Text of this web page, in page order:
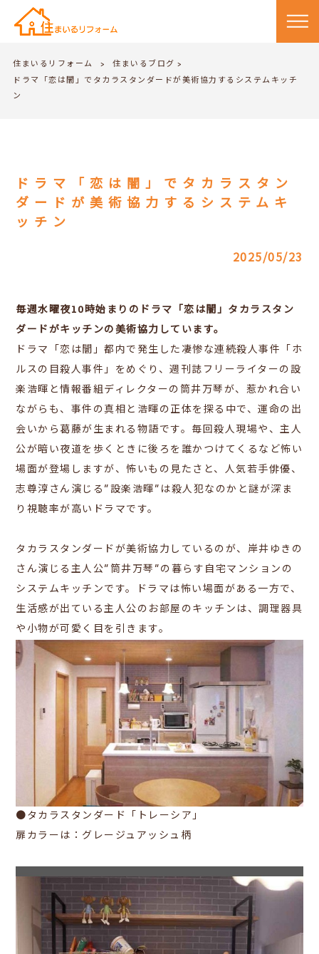
住まいるリフォーム > 住まいるブログ >
ドラマ「恋は闇」でタカラスタンダードが美術協力するシステムキッチ
ン
ドラマ「恋は闇」でタカラスタン
ダードが美術協力するシステムキ
ッチン
2025/05/23
毎週水曜夜10時始まりのドラマ「恋は闇」タカラスタン
ダードがキッチンの美術協力しています。
ドラマ「恋は闇」都内で発生した凄惨な連続殺人事件「ホ
ルスの目殺人事件」をめぐり、週刊誌フリーライターの設
楽浩暉と情報番組ディレクターの筒井万琴が、惹かれ合い
ながらも、事件の真相と浩暉の正体を探る中で、運命の出
会いから葛藤が生まれる物語です。毎回殺人現場や、主人
公が暗い夜道を歩くときに後ろを誰かつけてくるなど怖い
場面が登場しますが、怖いもの見たさと、人気若手俳優、
志尊淳さん演じる”設楽浩暉”は殺人犯なのかと謎が深ま
り視聴率が高いドラマです。
タカラスタンダードが美術協力しているのが、岸井ゆきの
さん演じる主人公”筒井万琴”の暮らす自宅マンションの
システムキッチンです。ドラマは怖い場面がある一方で、
生活感が出ている主人公のお部屋のキッチンは、調理器具
や小物が可愛く目を引きます。
●タカラスタンダード「トレーシア」
扉カラーは：グレージュアッシュ柄